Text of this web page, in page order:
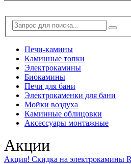
Печи-камины
Каминные топки
Электрокамины
Биокамины
Печи для бани
Электрокаменки для бани
Мойки воздуха
Каминные облицовки
Аксессуары монтажные
Акции
Акция! Скидка на электрокамины